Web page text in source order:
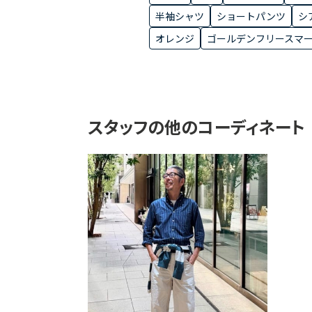
半袖シャツ
ショートパンツ シ
オレンジ
ゴールデンフリースマ
スタッフの他のコーディネート